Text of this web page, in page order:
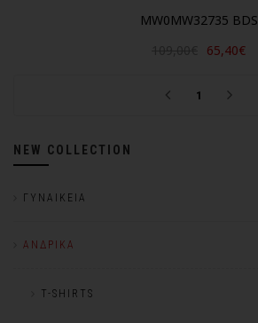
MW0MW32735 BDS
65,40€
1
NEW COLLECTION
ΓΥΝΑΙΚΕΊΑ
ΑΝΔΡΙΚΆ
T-SHIRTS